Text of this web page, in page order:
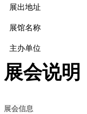
展出地址
展馆名称
主办单位
展会说明
展会信息